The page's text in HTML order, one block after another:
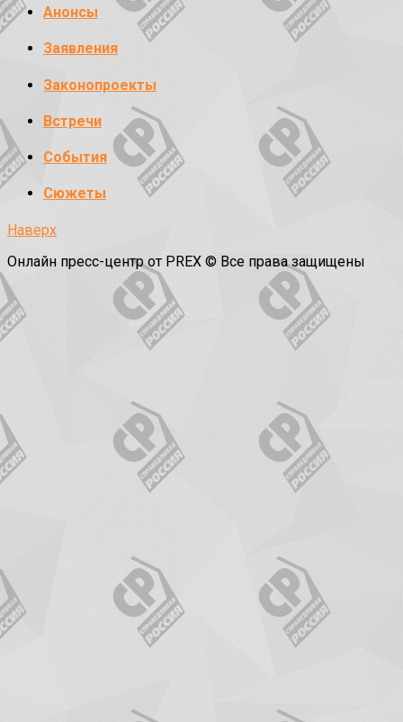
Анонсы
Заявления
Законопроекты
Встречи
События
Сюжеты
Наверх
Онлайн пресс-центр от PREX © Все права защищены